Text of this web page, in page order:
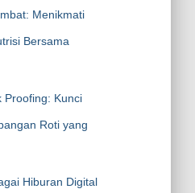
Menikmati
Bersama
Proofing: Kunci
Roti yang
Hiburan Digital